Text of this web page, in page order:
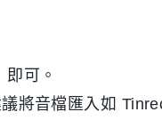
可。
將音檔匯入如